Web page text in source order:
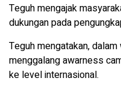
Teguh mengajak
dukungan pada
Teguh mengatakan,
menggalang awarness
ke level internasional.